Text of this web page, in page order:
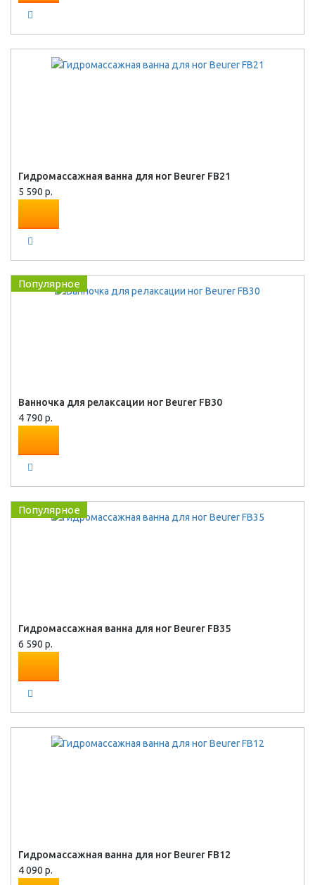
Гидромассажная ванна для ног Beurer FB21
5 590 р.
Популярное
Ванночка для релаксации ног Beurer FB30
4 790 р.
Популярное
Гидромассажная ванна для ног Beurer FB35
6 590 р.
Гидромассажная ванна для ног Beurer FB12
4 090 р.